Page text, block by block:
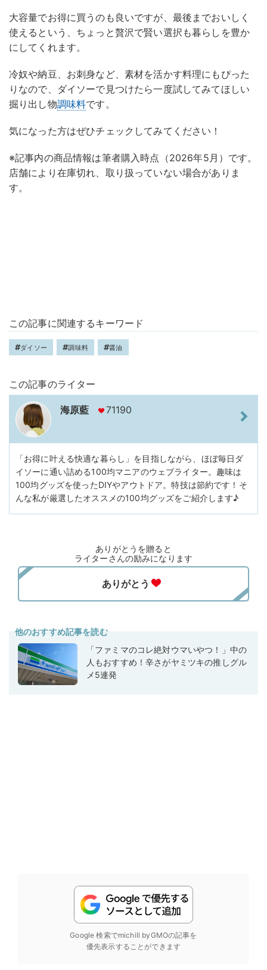
大容量でお得に買うのも良いですが、最後までおいしく
使えるという、ちょっと贅沢で賢い選択も暮らしを豊か
にしてくれます。
冷奴や納豆、お刺身など、素材を活かす料理にもぴった
りなので、ダイソーで見つけたら一度試してみてほしい
掘り出し物調味料です。
気になった方はぜひチェックしてみてください！
※記事内の商品情報は筆者購入時点（2026年5月）です。
店舗により在庫切れ、取り扱っていない場合がありま
す。
この記事に関連するキーワード
ダイソー 調味料 醤油
この記事のライター
海原藍 71190
「お得に叶える快適な暮らし」を目指しながら、ほぼ毎日ダ
イソーに通い詰める100均マニアのウェブライター。趣味は
100均グッズを使ったDIYやアウトドア。特技は節約です！そ
んな私が厳選したオススメの100均グッズをご紹介します♪
ありがとうを贈ると
ライターさんの励みになります
他のおすすめ記事を読む
「ファミマのコレ絶対ウマいやつ！」中の
人もおすすめ！辛さがヤミツキの推しグル
メ5連発
Google 検索でmichill byGMOの記事を
優先表示することができます